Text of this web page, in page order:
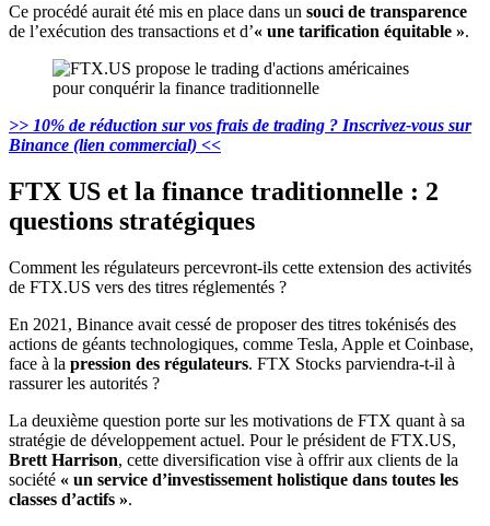
Ce procédé aurait été mis en place dans un souci de transparence
de l’exécution des transactions et d’« une tarification équitable ».
>> 10% de réduction sur vos frais de trading ? Inscrivez-vous sur
Binance (lien commercial) <<
FTX US et la finance traditionnelle : 2
questions stratégiques
Comment les régulateurs percevront-ils cette extension des activités
de FTX.US vers des titres réglementés ?
En 2021, Binance avait cessé de proposer des titres tokénisés des
actions de géants technologiques, comme Tesla, Apple et Coinbase,
face à la pression des régulateurs. FTX Stocks parviendra-t-il à
rassurer les autorités ?
La deuxième question porte sur les motivations de FTX quant à sa
stratégie de développement actuel. Pour le président de FTX.US,
Brett Harrison, cette diversification vise à offrir aux clients de la
société « un service d’investissement holistique dans toutes les
classes d’actifs ».